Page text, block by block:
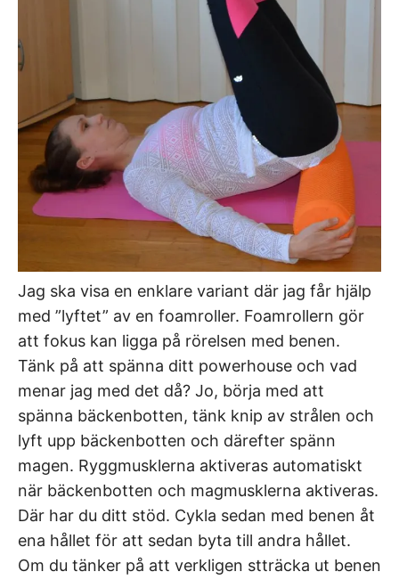
Jag ska visa en enklare variant där jag får hjälp
med ”lyftet” av en foamroller. Foamrollern gör
att fokus kan ligga på rörelsen med benen.
Tänk på att spänna ditt powerhouse och vad
menar jag med det då? Jo, börja med att
spänna bäckenbotten, tänk knip av strålen och
lyft upp bäckenbotten och därefter spänn
magen. Ryggmusklerna aktiveras automatiskt
när bäckenbotten och magmusklerna aktiveras.
Där har du ditt stöd. Cykla sedan med benen åt
ena hållet för att sedan byta till andra hållet.
Om du tänker på att verkligen stträcka ut benen